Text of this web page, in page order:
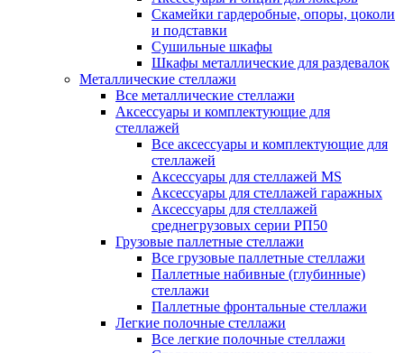
Скамейки гардеробные, опоры, цоколи
и подставки
Сушильные шкафы
Шкафы металлические для раздевалок
Металлические стеллажи
Все металлические стеллажи
Аксессуары и комплектующие для
стеллажей
Все аксессуары и комплектующие для
стеллажей
Аксессуары для стеллажей MS
Аксессуары для стеллажей гаражных
Аксессуары для стеллажей
среднегрузовых серии РП50
Грузовые паллетные стеллажи
Все грузовые паллетные стеллажи
Паллетные набивные (глубинные)
стеллажи
Паллетные фронтальные стеллажи
Легкие полочные стеллажи
Все легкие полочные стеллажи